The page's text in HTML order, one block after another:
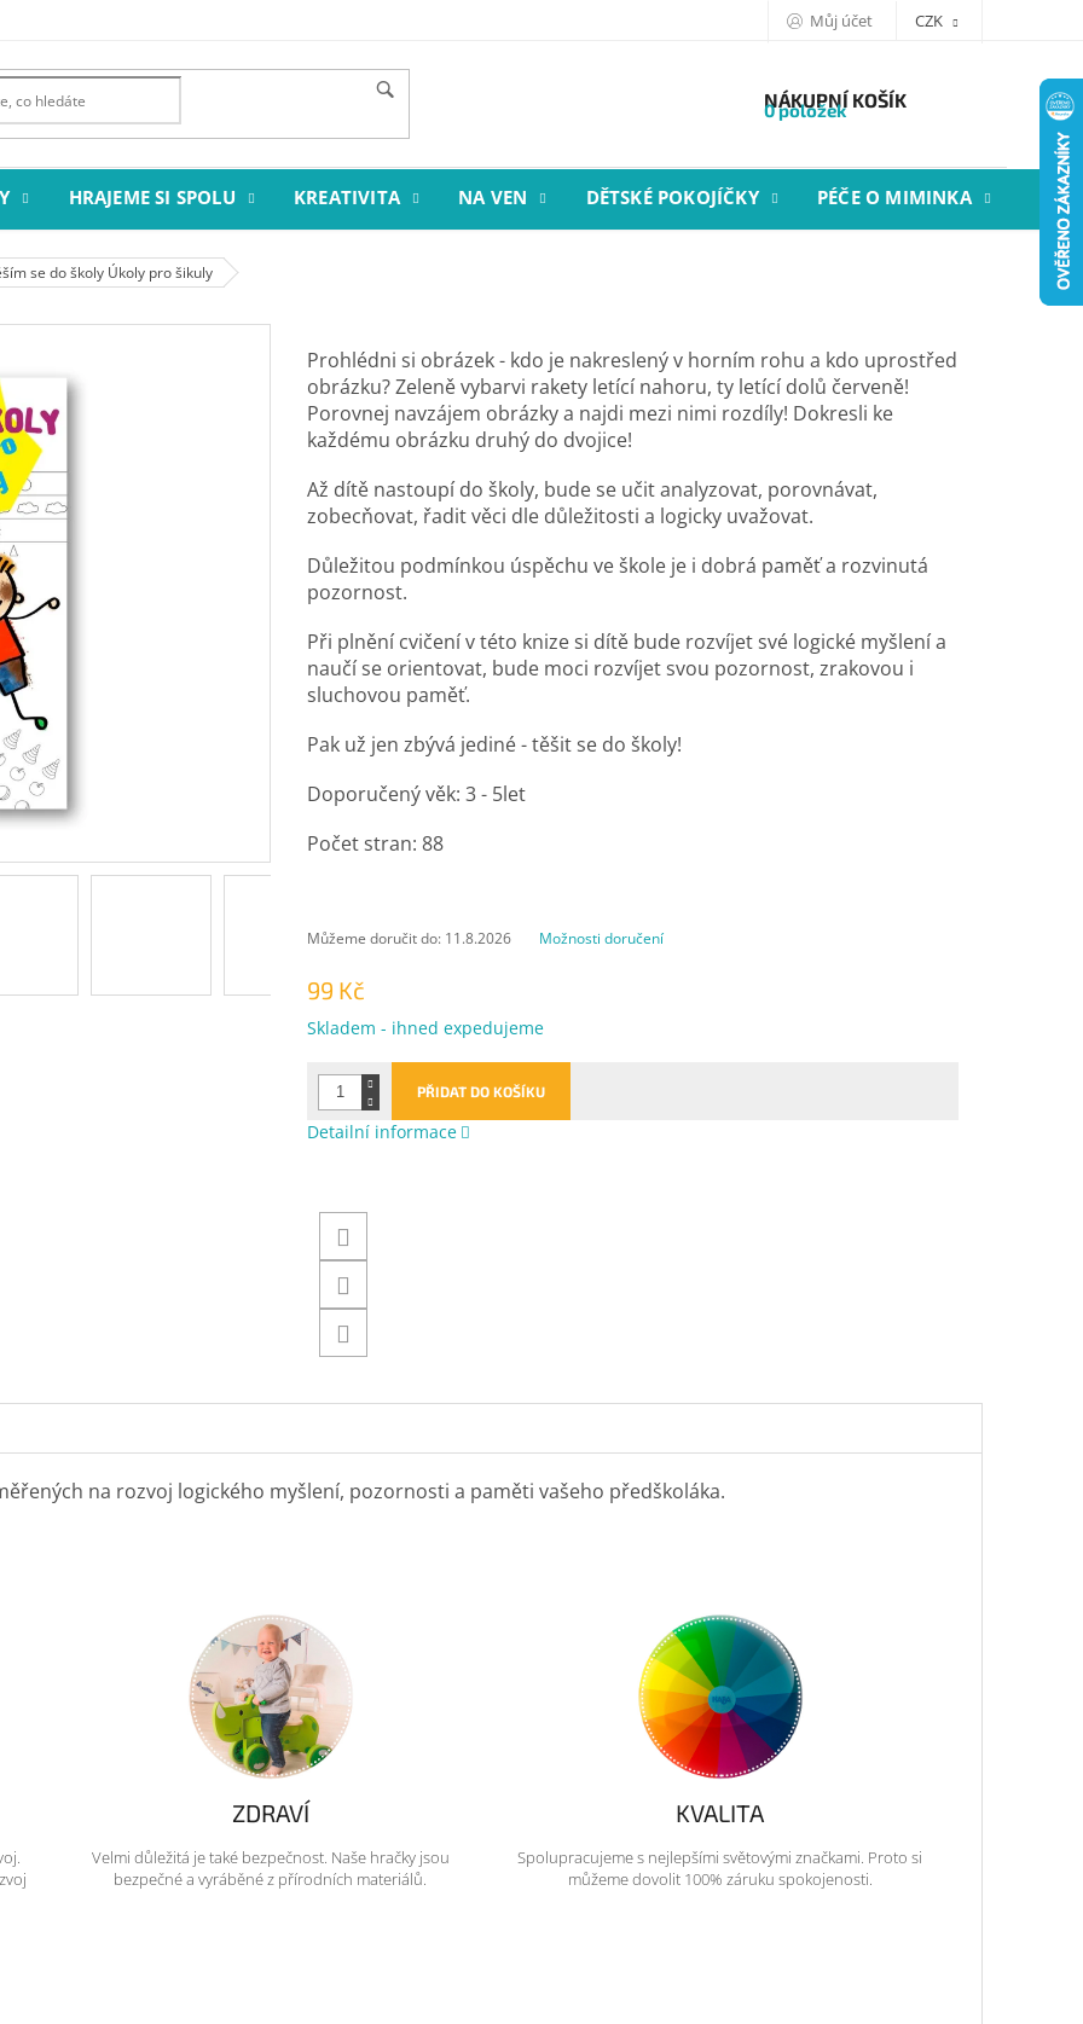
Můj účet CZK
NÁKUPNÍ KOŠÍK
0 položek
HRAJEME SI SPOLU KREATIVITA NA VEN DĚTSKÉ POKOJÍČKY PÉČE O MIMINKA
se do školy Úkoly pro šikuly
99 Kč
Měrná
Skladem - ihned expedujeme
Můžeme doručit do: 11.8.2026 Možnosti doručení
PŘIDAT DO KOŠÍKU
Prohlédni si obrázek - kdo je nakreslený v horním rohu a kdo uprostřed
obrázku? Zeleně vybarvi rakety letící nahoru, ty letící dolů červeně!
Porovnej navzájem obrázky a najdi mezi nimi rozdíly! Dokresli ke
každému obrázku druhý do dvojice!
Až dítě nastoupí do školy, bude se učit analyzovat, porovnávat,
zobecňovat, řadit věci dle důležitosti a logicky uvažovat.
Důležitou podmínkou úspěchu ve škole je i dobrá paměť a rozvinutá
pozornost.
Při plnění cvičení v této knize si dítě bude rozvíjet své logické myšlení a
naučí se orientovat, bude moci rozvíjet svou pozornost, zrakovou i
sluchovou paměť.
Pak už jen zbývá jediné - těšit se do školy!
Doporučený věk: 3 - 5let
Počet stran: 88
Detailní informace
na rozvoj logického myšlení, pozornosti a paměti vašeho předškoláka.
ZDRAVÍ
Velmi důležitá je také bezpečnost. Naše hračky jsou
bezpečné a vyráběné z přírodních materiálů.
KVALITA
Spolupracujeme s nejlepšími světovými značkami. Proto si
můžeme dovolit 100% záruku spokojenosti.